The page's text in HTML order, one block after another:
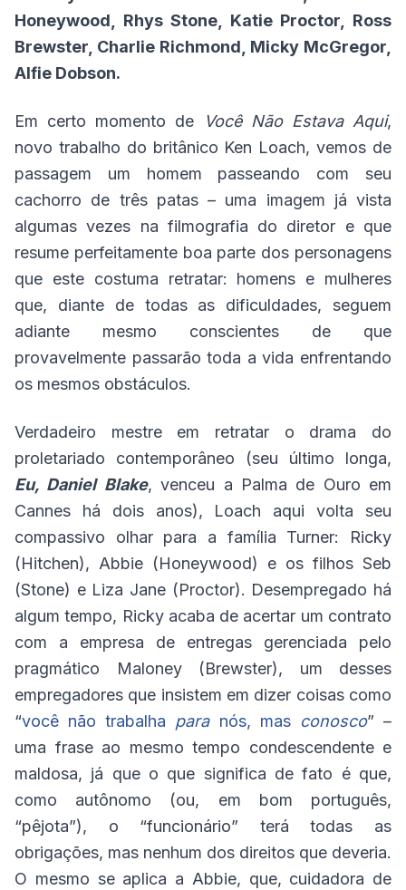
Honeywood, Rhys Stone, Katie Proctor, Ross
Brewster, Charlie Richmond, Micky McGregor,
Alfie Dobson.
Em certo momento de Você Não Estava Aqui,
novo trabalho do britânico Ken Loach, vemos de
passagem um homem passeando com seu
cachorro de três patas – uma imagem já vista
algumas vezes na filmografia do diretor e que
resume perfeitamente boa parte dos personagens
que este costuma retratar: homens e mulheres
que, diante de todas as dificuldades, seguem
adiante mesmo conscientes de que
provavelmente passarão toda a vida enfrentando
os mesmos obstáculos.
Verdadeiro mestre em retratar o drama do
proletariado contemporâneo (seu último longa,
Eu, Daniel Blake, venceu a Palma de Ouro em
Cannes há dois anos), Loach aqui volta seu
compassivo olhar para a família Turner: Ricky
(Hitchen), Abbie (Honeywood) e os filhos Seb
(Stone) e Liza Jane (Proctor). Desempregado há
algum tempo, Ricky acaba de acertar um contrato
com a empresa de entregas gerenciada pelo
pragmático Maloney (Brewster), um desses
empregadores que insistem em dizer coisas como
“você não trabalha para nós, mas conosco” –
uma frase ao mesmo tempo condescendente e
maldosa, já que o que significa de fato é que,
como autônomo (ou, em bom português,
“pêjota”), o “funcionário” terá todas as
obrigações, mas nenhum dos direitos que deveria.
O mesmo se aplica a Abbie, que, cuidadora de